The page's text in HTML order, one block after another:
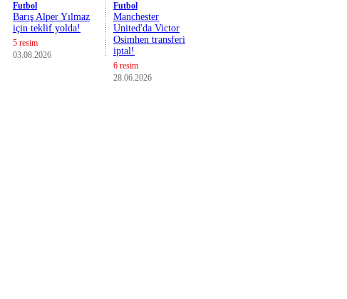
Futbol
Barış Alper Yılmaz
için teklif yolda!
5 resim
03.08.2026
Futbol
Manchester
United'da Victor
Osimhen transferi
iptal!
6 resim
28.06.2026